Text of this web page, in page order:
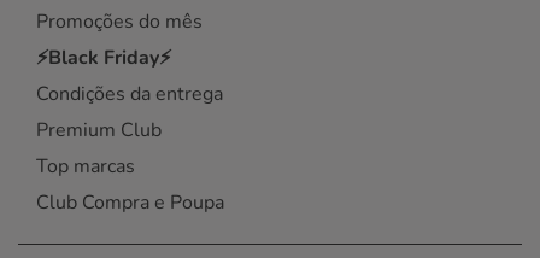
Promoções do mês
⚡Black Friday⚡
Condições da entrega
Premium Club
Top marcas
Club Compra e Poupa